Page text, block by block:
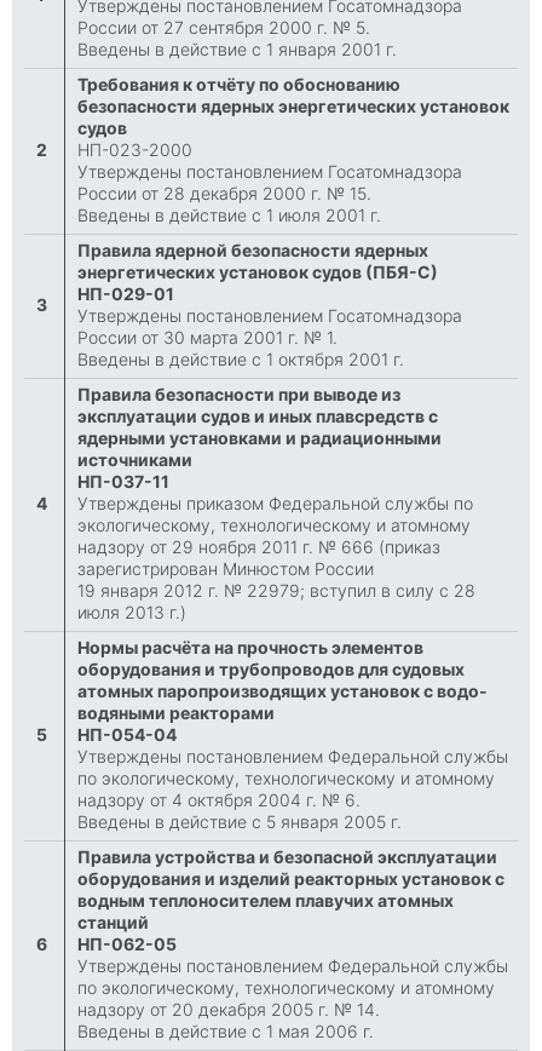
Утверждены постановлением Госатомнадзора
России от 27 сентября 2000 г. № 5.
Введены в действие с 1 января 2001 г.
2
Требования к отчёту по обоснованию
безопасности ядерных энергетических установок
судов
НП-023-2000
Утверждены постановлением Госатомнадзора
России от 28 декабря 2000 г. № 15.
Введены в действие с 1 июля 2001 г.
3
Правила ядерной безопасности ядерных
энергетических установок судов (ПБЯ-С)
НП-029-01
Утверждены постановлением Госатомнадзора
России от 30 марта 2001 г. № 1.
Введены в действие с 1 октября 2001 г.
4
Правила безопасности при выводе из
эксплуатации судов и иных плавсредств с
ядерными установками и радиационными
источниками
НП-037-11
Утверждены приказом Федеральной службы по
экологическому, технологическому и атомному
надзору от 29 ноября 2011 г. № 666 (приказ
зарегистрирован Минюстом России
19 января 2012 г. № 22979; вступил в силу с 28
июля 2013 г.)
5
Нормы расчёта на прочность элементов
оборудования и трубопроводов для судовых
атомных паропроизводящих установок с водо-
водяными реакторами
НП-054-04
Утверждены постановлением Федеральной службы
по экологическому, технологическому и атомному
надзору от 4 октября 2004 г. № 6.
Введены в действие с 5 января 2005 г.
6
Правила устройства и безопасной эксплуатации
оборудования и изделий реакторных установок с
водным теплоносителем плавучих атомных
станций
НП-062-05
Утверждены постановлением Федеральной службы
по экологическому, технологическому и атомному
надзору от 20 декабря 2005 г. № 14.
Введены в действие с 1 мая 2006 г.